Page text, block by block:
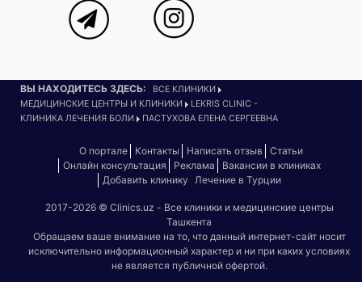
ВЫ НАХОДИТЕСЬ ЗДЕСЬ:
ВСЕ КЛИНИКИ
МЕДИЦИНСКИЕ ЦЕНТРЫ И КЛИНИКИ
LEKRIS CLINIC -
КЛИНИКА ЛЕЧЕНИЯ БОЛИ
ПАСТУХОВА ЕЛЕНА СЕРГЕЕВНА
О портале Контакты Написать отзыв
Статьи
Онлайн консультация
Реклама
Вакансии в клиниках
Добавить клинику
Лечение в Турции
2017-2026 © Clinics.uz - Все клиники и медицинские центры
Ташкента
Обращаем ваше внимание на то, что данный интернет-сайт носит
исключительно информационный характер и ни при каких условиях
не является публичной офертой.